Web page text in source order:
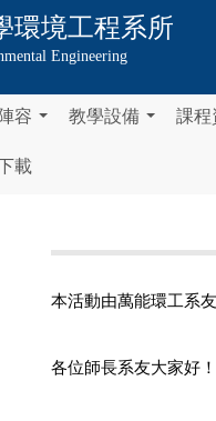
環境工程系所
Engineering
容 教學設備 課程
載
本活動由萬能環工系
各位師長系友大家好！